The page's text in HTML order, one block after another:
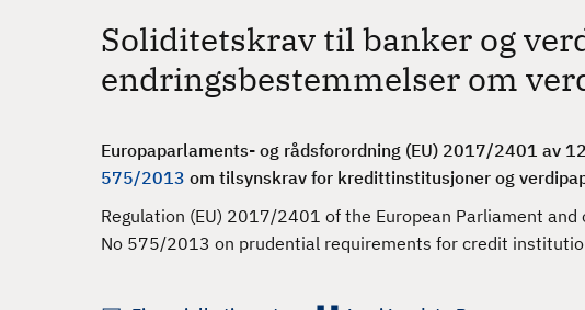
Soliditetskrav til banker og
endringsbestemmelser om
Europaparlaments- og rådsforordning (EU) 2017/2401 av
575/2013 om tilsynskrav for kredittinstitusjoner og
Regulation (EU) 2017/2401 of the European Parliament
No 575/2013 on prudential requirements for credit